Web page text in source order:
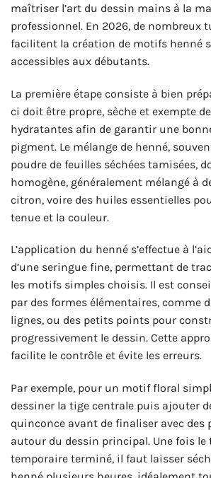
maîtriser l’art du dessin mains à la
professionnel. En 2026, de nombreux
facilitent la création de motifs henné
accessibles aux débutants.
La première étape consiste à bien
ci doit être propre, sèche et exempte
hydratantes afin de garantir une
pigment. Le mélange de henné,
poudre de feuilles séchées tamisées,
homogène, généralement mélangé à
citron, voire des huiles essentielles
tenue et la couleur.
L’application du henné s’effectue à
d’une seringue fine, permettant de
les motifs simples choisis. Il est
par des formes élémentaires, comme
lignes, ou des petits points pour
progressivement le dessin. Cette
facilite le contrôle et évite les erreurs.
Par exemple, pour un motif floral
dessiner la tige centrale puis ajouter
quinconce avant de finaliser avec des
autour du dessin principal. Une fois le
temporaire terminé, il faut laisser